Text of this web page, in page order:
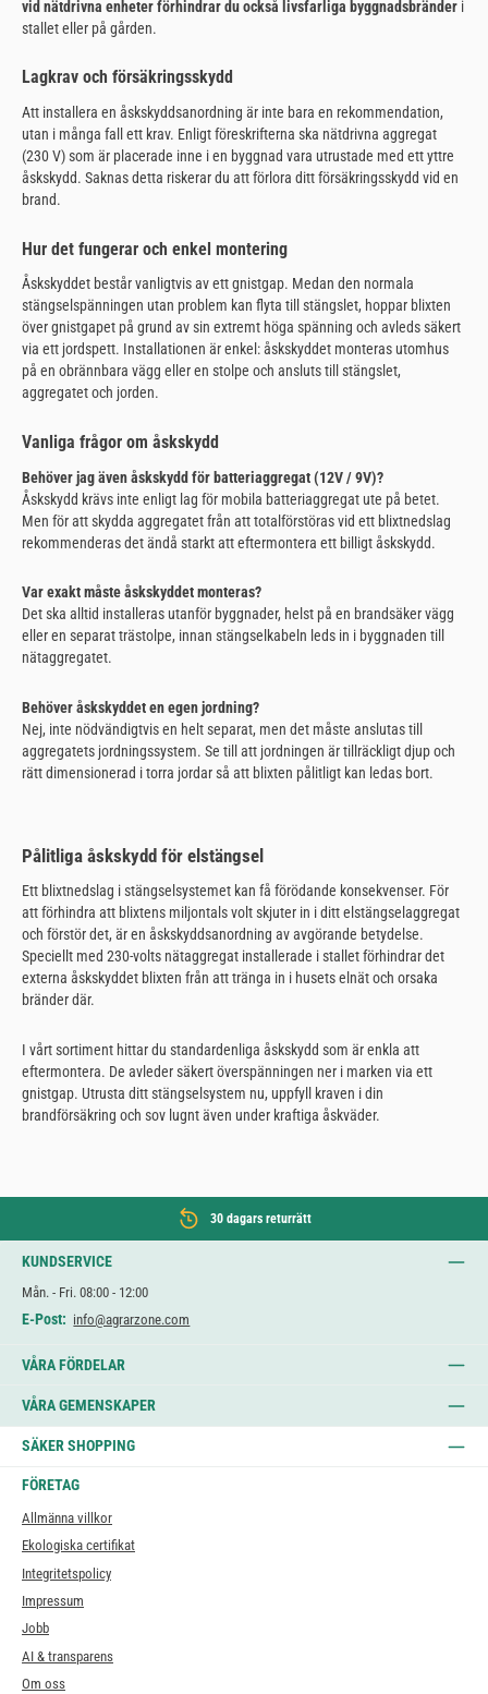
vid nätdrivna enheter förhindrar du också livsfarliga byggnadsbränder i
stallet eller på gården.
Lagkrav och försäkringsskydd
Att installera en åskskyddsanordning är inte bara en rekommendation,
utan i många fall ett krav. Enligt föreskrifterna ska nätdrivna aggregat
(230 V) som är placerade inne i en byggnad vara utrustade med ett yttre
åskskydd. Saknas detta riskerar du att förlora ditt försäkringsskydd vid en
brand.
Hur det fungerar och enkel montering
Åskskyddet består vanligtvis av ett gnistgap. Medan den normala
stängselspänningen utan problem kan flyta till stängslet, hoppar blixten
över gnistgapet på grund av sin extremt höga spänning och avleds säkert
via ett jordspett. Installationen är enkel: åskskyddet monteras utomhus
på en obrännbara vägg eller en stolpe och ansluts till stängslet,
aggregatet och jorden.
Vanliga frågor om åskskydd
Behöver jag även åskskydd för batteriaggregat (12V / 9V)?
Åskskydd krävs inte enligt lag för mobila batteriaggregat ute på betet.
Men för att skydda aggregatet från att totalförstöras vid ett blixtnedslag
rekommenderas det ändå starkt att eftermontera ett billigt åskskydd.
Var exakt måste åskskyddet monteras?
Det ska alltid installeras utanför byggnader, helst på en brandsäker vägg
eller en separat trästolpe, innan stängselkabeln leds in i byggnaden till
nätaggregatet.
Behöver åskskyddet en egen jordning?
Nej, inte nödvändigtvis en helt separat, men det måste anslutas till
aggregatets jordningssystem. Se till att jordningen är tillräckligt djup och
rätt dimensionerad i torra jordar så att blixten pålitligt kan ledas bort.
Pålitliga åskskydd för elstängsel
Ett blixtnedslag i stängselsystemet kan få förödande konsekvenser. För
att förhindra att blixtens miljontals volt skjuter in i ditt elstängselaggregat
och förstör det, är en åskskyddsanordning av avgörande betydelse.
Speciellt med 230-volts nätaggregat installerade i stallet förhindrar det
externa åskskyddet blixten från att tränga in i husets elnät och orsaka
bränder där.
I vårt sortiment hittar du standardenliga åskskydd som är enkla att
eftermontera. De avleder säkert överspänningen ner i marken via ett
gnistgap. Utrusta ditt stängselsystem nu, uppfyll kraven i din
brandförsäkring och sov lugnt även under kraftiga åskväder.
30 dagars returrätt
KUNDSERVICE
Mån. - Fri. 08:00 - 12:00
E-Post: info@agrarzone.com
VÅRA FÖRDELAR
VÅRA GEMENSKAPER
SÄKER SHOPPING
FÖRETAG
Allmänna villkor
Ekologiska certifikat
Integritetspolicy
Impressum
Jobb
AI & transparens
Om oss